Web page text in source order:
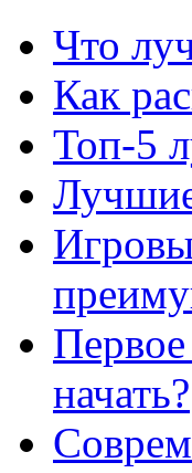
Что
Как
Топ-5
начать?